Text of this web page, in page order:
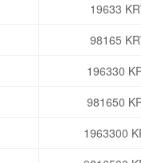
19633
98165
196330
981650
1963300